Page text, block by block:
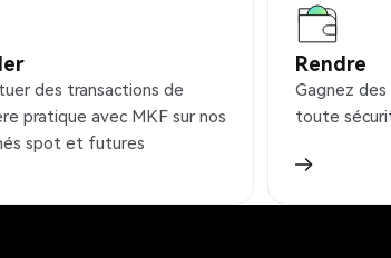
des transactions de
pratique avec MKF sur nos
spot et futures
Rendre
Gagnez
toute